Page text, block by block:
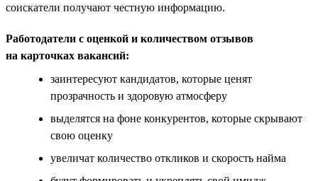
соискатели получают честную информацию.
Работодатели с оценкой и количеством отзывов
на карточках вакансий:
заинтересуют кандидатов, которые ценят
прозрачность и здоровую атмосферу
выделятся на фоне конкурентов, которые скрывают
свою оценку
увеличат количество откликов и скорость найма